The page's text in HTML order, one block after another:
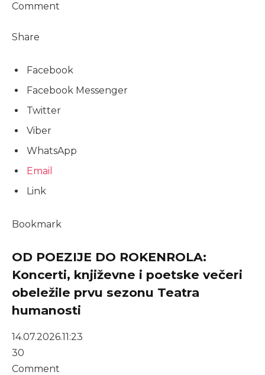
Comment
Share
Facebook
Facebook Messenger
Twitter
Viber
WhatsApp
Email
Link
Bookmark
OD POEZIJE DO ROKENROLA:
Koncerti, književne i poetske večeri
obeležile prvu sezonu Teatra
humanosti
14.07.2026.11:23
30
Comment